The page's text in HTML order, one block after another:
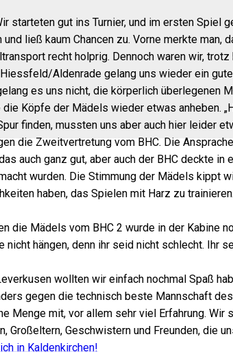
starteten gut ins Turnier, und im ersten
ließ kaum Chancen zu. Vorne merkte
recht holprig. Dennoch waren wir,
Aldenrade gelang uns wieder ein
es uns nicht, die körperlich
Köpfe der Mädels wieder etwas anheben.
finden, mussten uns aber auch hier leider
die Zweitvertretung vom BHC. Die
auch ganz gut, aber auch der BHC deckte
wurden. Die Stimmung der Mädels kippt
haben, das Spielen mit Harz zu
die Mädels vom BHC 2 wurde in der
hängen, denn ihr seid nicht schlecht.
wollten wir einfach nochmal Spaß
gegen die technisch beste Mannschaft
Menge mit, vor allem sehr viel Erfahrung.
Großeltern, Geschwistern und Freunden,
in Kaldenkirchen!